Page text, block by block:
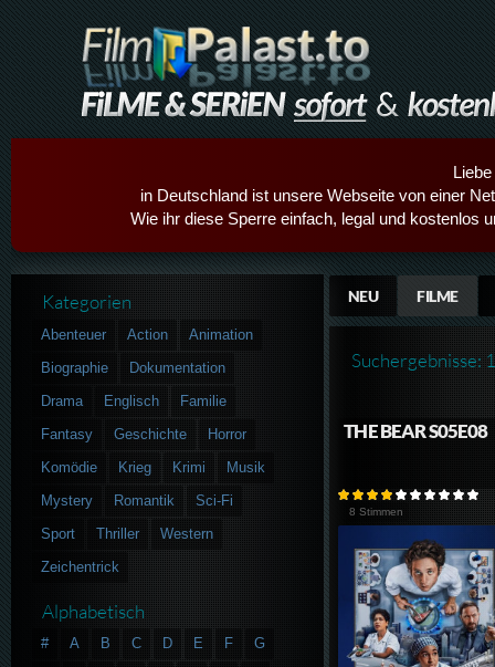
in Deutschland ist unsere Webseite von einer
Wie ihr diese Sperre einfach, legal und kostenlos
NEU FILME
Suchergebnisse:
THE BEAR S05E08
8 Stimmen
Kategorien
Abenteuer Action
Animation
Biographie
Dokumentation
Drama
Englisch
Familie
Fantasy
Geschichte
Horror
Komödie
Krieg Krimi
Musik
Mystery
Romantik
Sci-Fi
Sport
Thriller
Western
Zeichentrick
Alphabetisch
# A B C D E F
G